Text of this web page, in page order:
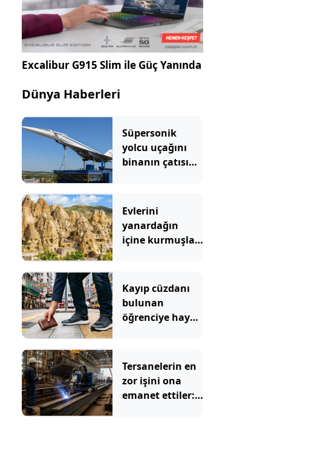
Excalibur G915 Slim ile Güç Yanında
Dünya Haberleri
Süpersonik
yolcu uçağını
binanın çatısına
Evlerini
yanardağın
içine kurmuşlar:
yaşıyorlar
Kayıp cüzdanı
bulunan
öğrenciye hayatı
Tersanelerin en
zor işini ona
emanet ettiler: